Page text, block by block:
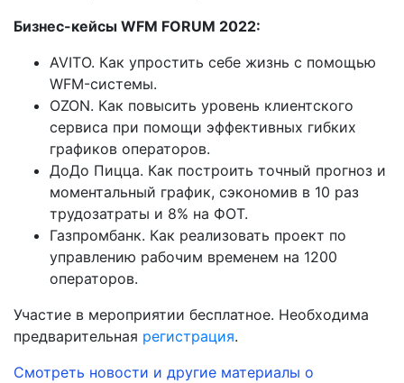
Бизнес-кейсы WFM FORUM 2022:
AVITO. Как упростить себе жизнь с помощью
WFM-системы.
OZON. Как повысить уровень клиентского
сервиса при помощи эффективных гибких
графиков операторов.
ДоДо Пицца. Как построить точный прогноз и
моментальный график, сэкономив в 10 раз
трудозатраты и 8% на ФОТ.
Газпромбанк. Как реализовать проект по
управлению рабочим временем на 1200
операторов.
Участие в мероприятии бесплатное. Необходима
предварительная регистрация.
Смотреть новости и другие материалы о